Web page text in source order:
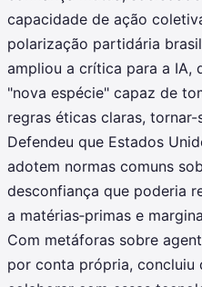
capacidade de ação
polarização partidária
ampliou a crítica para a IA,
"nova espécie" capaz de
regras éticas claras,
Defendeu que Estados
adotem normas comuns
desconfiança que poderia
a matérias‑primas e
Com metáforas sobre
por conta própria, concluiu